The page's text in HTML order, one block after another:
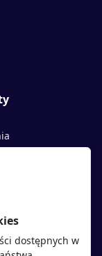
dostępnych w